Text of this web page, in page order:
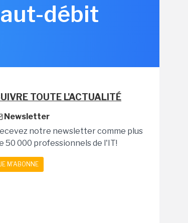
débit
TOUTE L'ACTUALITÉ
Newsletter
notre newsletter comme plus
50 000 professionnels de l'IT!
JE M'ABONNE